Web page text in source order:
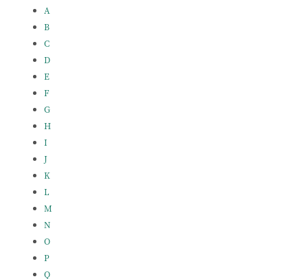
A
B
C
D
E
F
G
H
I
J
K
L
M
N
O
P
Q